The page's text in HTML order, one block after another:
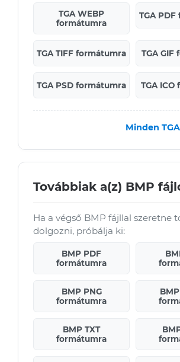
TGA WEBP
formátumra
TGA
TGA TIFF formátumra TGA GIF
TGA PSD formátumra TGA
Minden
Továbbiak a(z) BMP
Ha a végső BMP fájllal szeretne
dolgozni, próbálja ki:
BMP PDF
formátumra
BMP PNG
formátumra
BMP TXT
formátumra